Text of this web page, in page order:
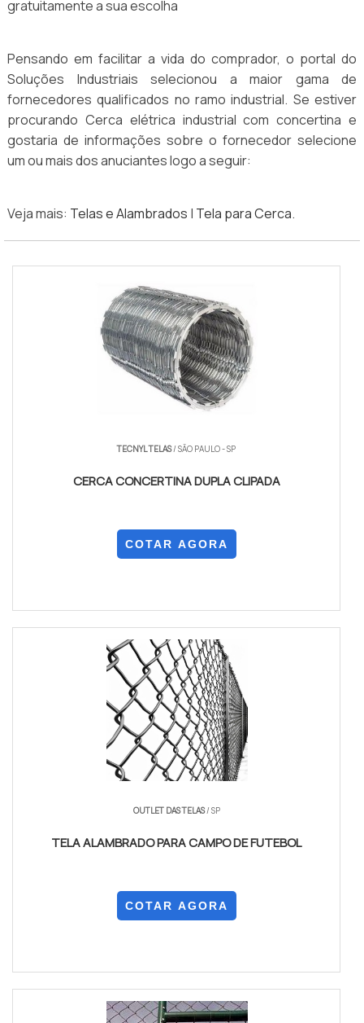
gratuitamente a sua escolha
Pensando em facilitar a vida do comprador, o portal do
Soluções Industriais selecionou a maior gama de
fornecedores qualificados no ramo industrial. Se estiver
procurando Cerca elétrica industrial com concertina e
gostaria de informações sobre o fornecedor selecione
um ou mais dos anuciantes logo a seguir:
Veja mais: Telas e Alambrados | Tela para Cerca.
TECNYL TELAS/ SÃO PAULO - SP
CERCA CONCERTINA DUPLA CLIPADA
COTAR AGORA
OUTLET DAS TELAS/ SP
TELA ALAMBRADO PARA CAMPO DE FUTEBOL
COTAR AGORA